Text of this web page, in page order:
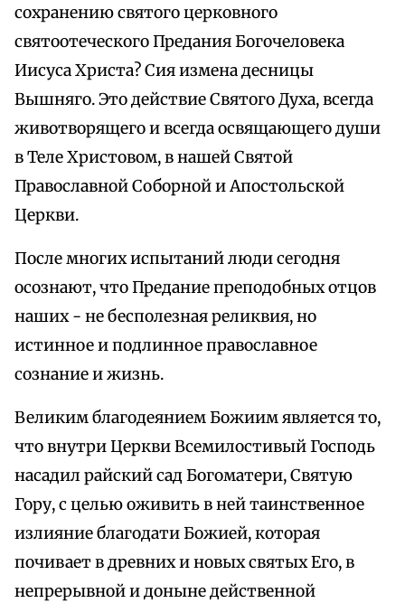
сохранению святого церковного
святоотеческого Предания Богочеловека
Иисуса Христа? Сия измена десницы
Вышняго. Это действие Святого Духа, всегда
животворящего и всегда освящающего души
в Теле Христовом, в нашей Святой
Православной Соборной и Апостольской
Церкви.
После многих испытаний люди сегодня
осознают, что Предание преподобных отцов
наших - не бесполезная реликвия, но
истинное и подлинное православное
сознание и жизнь.
Великим благодеянием Божиим является то,
что внутри Церкви Всемилостивый Господь
насадил райский сад Богоматери, Святую
Гору, с целью оживить в ней таинственное
излияние благодати Божией, которая
почивает в древних и новых святых Его, в
непрерывной и доныне действенной